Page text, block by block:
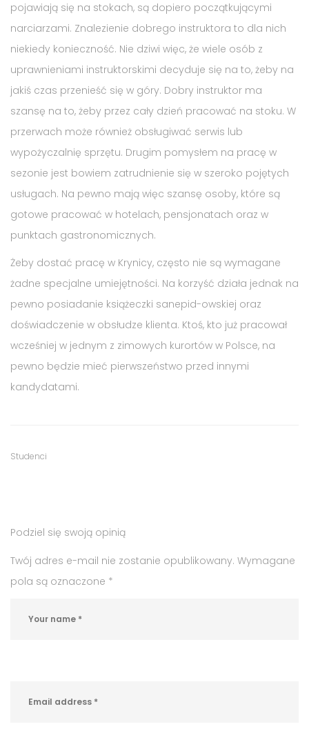
pojawiają się na stokach, są dopiero początkującymi
narciarzami. Znalezienie dobrego instruktora to dla nich
niekiedy konieczność. Nie dziwi więc, że wiele osób z
uprawnieniami instruktorskimi decyduje się na to, żeby na
jakiś czas przenieść się w góry. Dobry instruktor ma
szansę na to, żeby przez cały dzień pracować na stoku. W
przerwach może również obsługiwać serwis lub
wypożyczalnię sprzętu. Drugim pomysłem na pracę w
sezonie jest bowiem zatrudnienie się w szeroko pojętych
usługach. Na pewno mają więc szansę osoby, które są
gotowe pracować w hotelach, pensjonatach oraz w
punktach gastronomicznych.
Żeby dostać pracę w Krynicy, często nie są wymagane
żadne specjalne umiejętności. Na korzyść działa jednak na
pewno posiadanie książeczki sanepid-owskiej oraz
doświadczenie w obsłudze klienta. Ktoś, kto już pracował
wcześniej w jednym z zimowych kurortów w Polsce, na
pewno będzie mieć pierwszeństwo przed innymi
kandydatami.
Tags
praca
na
sezon
praca
pracy
Category
Studenci
Podziel się swoją opinią
Twój adres e-mail nie zostanie opublikowany. Wymagane
pola są oznaczone *